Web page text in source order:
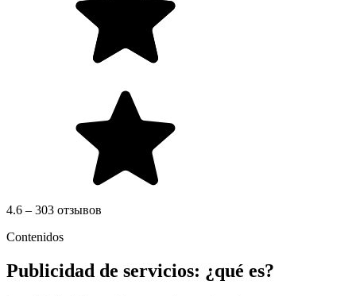
4.6 – 303 отзывов
Contenidos
Publicidad de servicios: ¿qué es?